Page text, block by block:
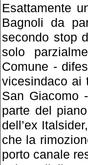
Esattamente
Bagnoli da
secondo stop
solo
Comune -
vicesindaco ai
San Giacomo
parte del
dell’ex
che la
porto canale